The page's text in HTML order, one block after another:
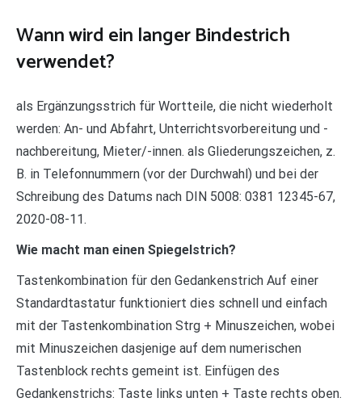
Wann wird ein langer Bindestrich
verwendet?
als Ergänzungsstrich für Wortteile, die nicht wiederholt
werden: An- und Abfahrt, Unterrichtsvorbereitung und -
nachbereitung, Mieter/-innen. als Gliederungszeichen, z.
B. in Telefonnummern (vor der Durchwahl) und bei der
Schreibung des Datums nach DIN 5008: 0381 12345-67,
2020-08-11.
Wie macht man einen Spiegelstrich?
Tastenkombination für den Gedankenstrich Auf einer
Standardtastatur funktioniert dies schnell und einfach
mit der Tastenkombination Strg + Minuszeichen, wobei
mit Minuszeichen dasjenige auf dem numerischen
Tastenblock rechts gemeint ist. Einfügen des
Gedankenstrichs: Taste links unten + Taste rechts oben.